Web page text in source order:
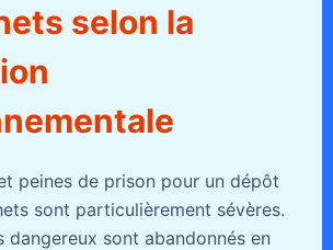
selon la
peines de prison pour un dépôt
sont particulièrement sévères.
dangereux sont abandonnés en